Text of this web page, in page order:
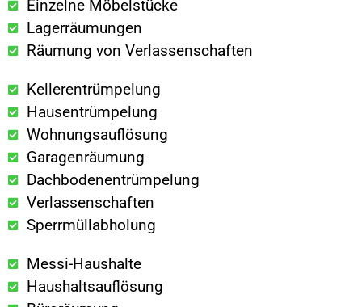
Einzelne Möbelstücke
Lagerräumungen
Räumung von Verlassenschaften
Kellerentrümpelung
Hausentrümpelung
Wohnungsauflösung
Garagenräumung
Dachbodenentrümpelung
Verlassenschaften
Sperrmüllabholung
Messi-Haushalte
Haushaltsauflösung